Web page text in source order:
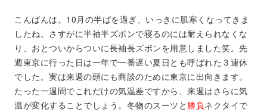
こんばんは。10月の半ばを過ぎ、いっきに肌寒くなってきま
したね。さすがに半袖半ズボンで寝るのには耐えられなくな
り、おとついからついに長袖長ズボンを用意しました笑。先
週東京に行った日は一年で一番遅い夏日とも呼ばれた３連休
でした。実は来週の頭にも商談のために東京に出向きます。
たった一週間でこれだけの気温差ですから、来週はさらに気
温が変化することでしょう。冬物のスーツと 勝負ネクタイで